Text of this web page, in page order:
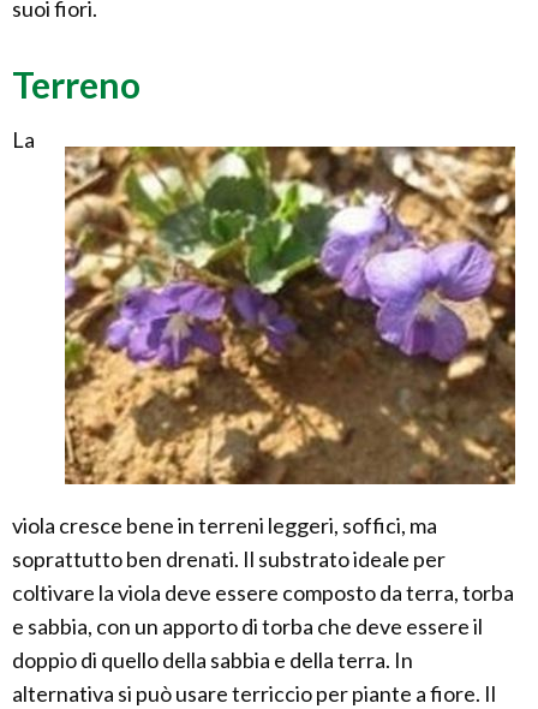
suoi fiori.
Terreno
La
viola cresce bene in terreni leggeri, soffici, ma
soprattutto ben drenati. Il substrato ideale per
coltivare la viola deve essere composto da terra, torba
e sabbia, con un apporto di torba che deve essere il
doppio di quello della sabbia e della terra. In
alternativa si può usare terriccio per piante a fiore. Il